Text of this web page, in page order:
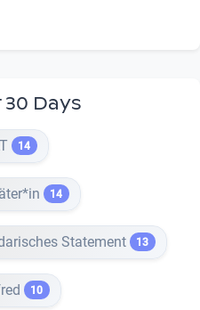
Days
14
14
Statement 13
10